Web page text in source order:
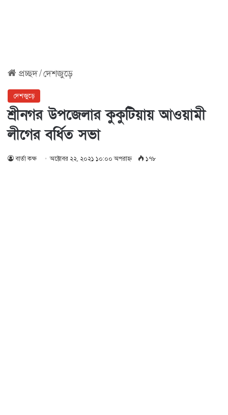
প্রচ্ছদ/দেশজুড়ে
দেশজুড়ে
শ্রীনগর উপজেলার কুকুটিয়ায় আওয়ামী
লীগের বর্ধিত সভা
বার্তা কক্ষ অক্টোবর ২২, ২০২১ ১০:০০ অপরাহ্ণ ১৭৮